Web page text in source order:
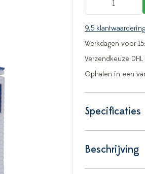
9.5 klantwaardering
Werkdagen voor
Verzendkeuze
Ophalen in een
Specificaties
Beschrijving